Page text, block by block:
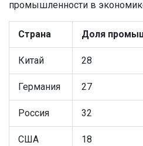
промышленности в
Страна Доля
Китай 28
Германия 27
Россия 32
США 18